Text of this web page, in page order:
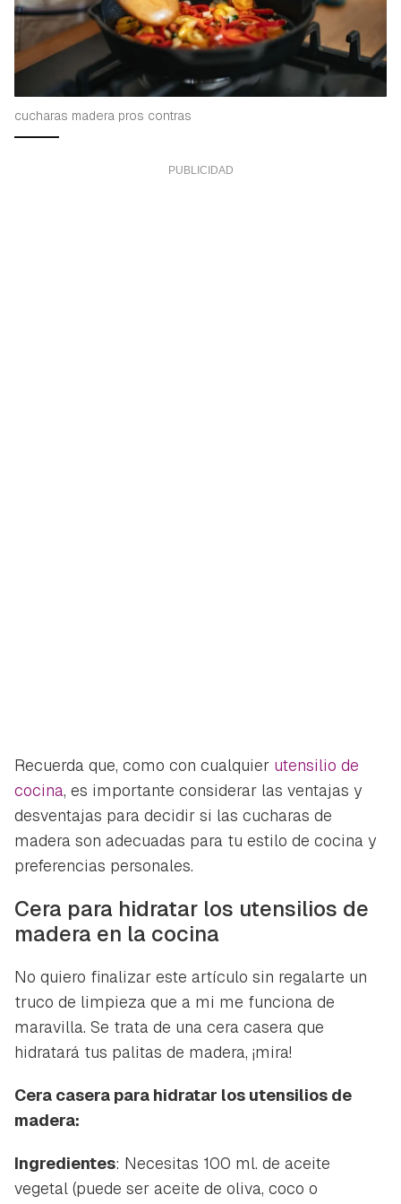
cucharas madera pros contras
Recuerda que, como con cualquier utensilio de
cocina, es importante considerar las ventajas y
desventajas para decidir si las cucharas de
madera son adecuadas para tu estilo de cocina y
preferencias personales.
Cera para hidratar los utensilios de
madera en la cocina
No quiero finalizar este artículo sin regalarte un
truco de limpieza que a mi me funciona de
maravilla. Se trata de una cera casera que
hidratará tus palitas de madera, ¡mira!
Cera casera para hidratar los utensilios de
madera:
Ingredientes: Necesitas 100 ml. de aceite
vegetal (puede ser aceite de oliva, coco o